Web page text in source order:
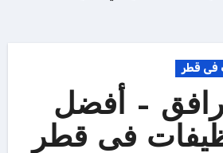
فى قطر
– أفضل
فى قطر